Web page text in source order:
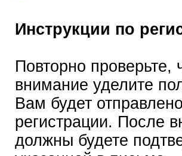
Инструкции по
Повторно
внимание уделите
Вам будет
регистрации. После
должны будете